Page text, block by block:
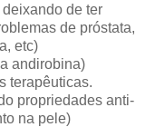
de ter
de próstata,
etc)
andirobina)
terapêuticas.
propriedades anti-
na pele)